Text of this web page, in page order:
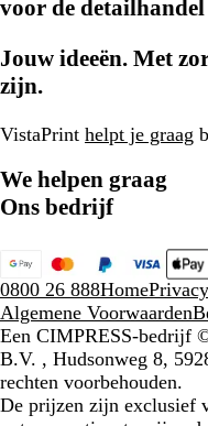
voor de detailhandel
Jouw ideeën. Met
zijn.
VistaPrint helpt je graag
We helpen graag
Ons bedrijf
0800 26 888Home
Algemene Voorwaarden
Een CIMPRESS-bedrijf
B.V. , Hudsonweg 8,
rechten voorbehouden.
De prijzen zijn exclusief